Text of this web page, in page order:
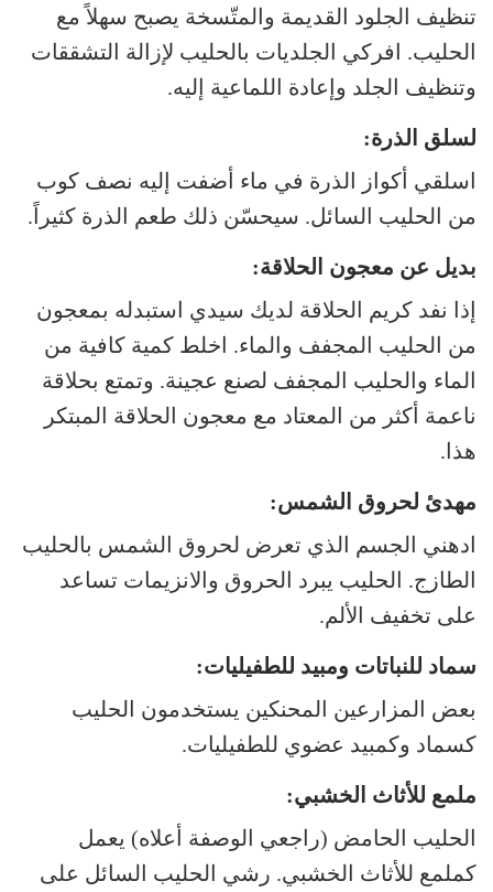
تنظيف الجلود القديمة والمتّسخة يصبح سهلاً مع
الحليب. افركي الجلديات بالحليب لإزالة التشققات
وتنظيف الجلد وإعادة اللماعية إليه.
لسلق الذرة:
اسلقي أكواز الذرة في ماء أضفت إليه نصف كوب
من الحليب السائل. سيحسّن ذلك طعم الذرة كثيراً.
بديل عن معجون الحلاقة:
إذا نفد كريم الحلاقة لديك سيدي استبدله بمعجون
من الحليب المجفف والماء. اخلط كمية كافية من
الماء والحليب المجفف لصنع عجينة. وتمتع بحلاقة
ناعمة أكثر من المعتاد مع معجون الحلاقة المبتكر
هذا.
مهدئ لحروق الشمس:
ادهني الجسم الذي تعرض لحروق الشمس بالحليب
الطازج. الحليب يبرد الحروق والانزيمات تساعد
على تخفيف الألم.
سماد للنباتات ومبيد للطفيليات:
بعض المزارعين المحنكين يستخدمون الحليب
كسماد وكمبيد عضوي للطفيليات.
ملمع للأثاث الخشبي:
الحليب الحامض (راجعي الوصفة أعلاه) يعمل
كملمع للأثاث الخشبي. رشي الحليب السائل على